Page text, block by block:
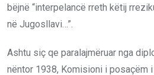
bëjnë “interpelancë rreth këtij
në Jugosllavi…”.
Ashtu siç qe paralajmëruar nga
nëntor 1938, Komisioni i posaçëm